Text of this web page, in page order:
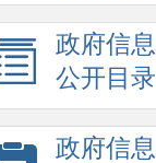
政府信息
公开目录
政府信息